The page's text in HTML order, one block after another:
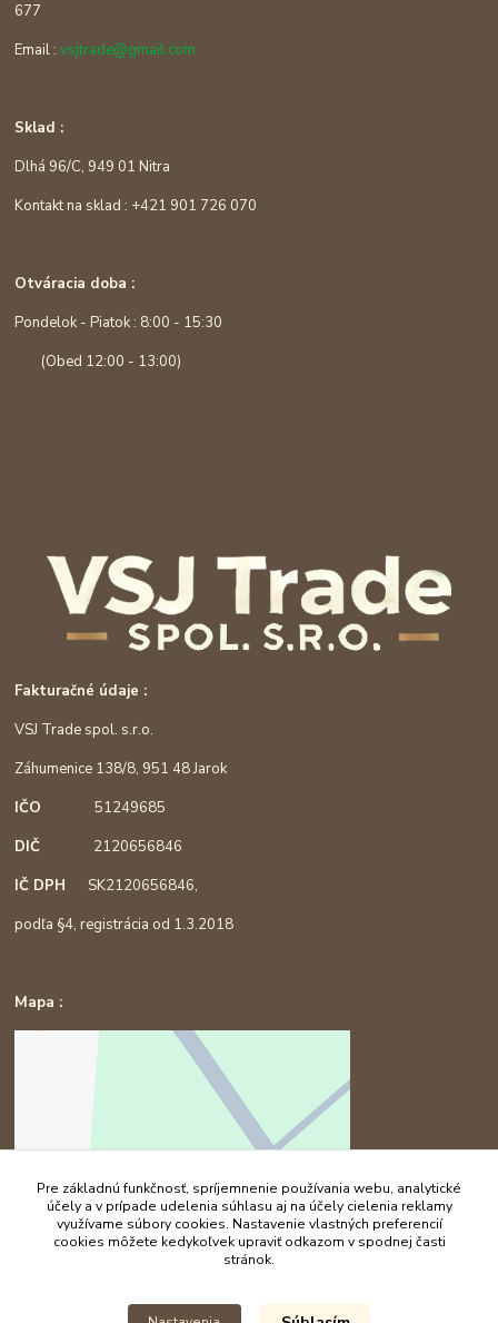
677
Email :vsjtrade@gmail.com
Sklad :
Dlhá 96/C, 949 01 Nitra
Kontakt na sklad : +421 901 726 070
Otváracia doba :
Pondelok - Piatok : 8:00 - 15:30
(Obed 12:00 - 13:00)
Fakturačné údaje :
VSJ Trade spol. s.r.o.
Záhumenice 138/8, 951 48 Jarok
IČO51249685
DIČ 2120656846
IČ DPHSK2120656846,
podľa §4, registrácia od 1.3.2018
Mapa :
Pre základnú funkčnosť, spríjemnenie používania webu, analytické
účely a v prípade udelenia súhlasu aj na účely cielenia reklamy
využívame súbory cookies. Nastavenie vlastných preferencií
cookies môžete kedykoľvek upraviť odkazom v spodnej časti
stránok.